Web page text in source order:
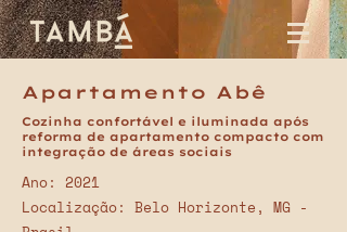
Apartamento Abê
Cozinha confortável e iluminada após
reforma de apartamento compacto com
integração de áreas sociais
Ano: 2021
Localização: Belo Horizonte, MG -